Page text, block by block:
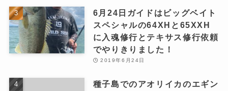
6月24日ガイドはビッグベイト
スペシャルの64XHと65XXH
に入魂修行とテキサス修行依頼
でやりきりました！
2019年6月24日
種子島でのアオリイカのエギン